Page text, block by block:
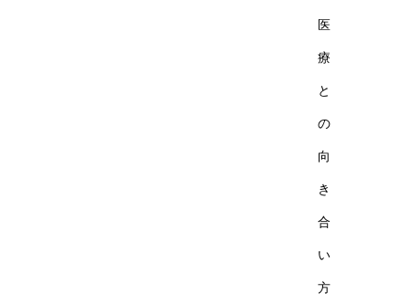
医
療
と
の
向
き
合
い
方